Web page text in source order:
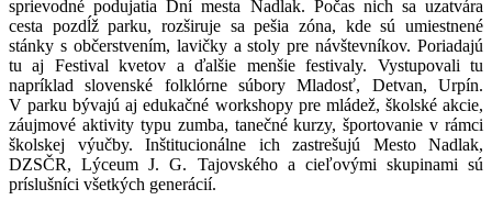
sprievodné podujatia Dní mesta Nadlak. Počas nich sa uzatvára
cesta pozdĺž parku, rozširuje sa pešia zóna, kde sú umiestnené
stánky s občerstvením, lavičky a stoly pre návštevníkov. Poriadajú
tu aj Festival kvetov a ďalšie menšie festivaly. Vystupovali tu
napríklad slovenské folklórne súbory Mladosť, Detvan, Urpín.
V parku bývajú aj edukačné workshopy pre mládež, školské akcie,
záujmové aktivity typu zumba, tanečné kurzy, športovanie v rámci
školskej výučby. Inštitucionálne ich zastrešujú Mesto Nadlak,
DZSČR, Lýceum J. G. Tajovského a cieľovými skupinami sú
príslušníci všetkých generácií.